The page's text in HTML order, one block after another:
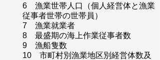
6 漁業世帯人口（個人経営体と漁業
従事者世帯の世帯員）
7 漁業就業者
8 最盛期の海上作業従事者数
9 漁船隻数
10 市町村別漁業地区別経営体数及